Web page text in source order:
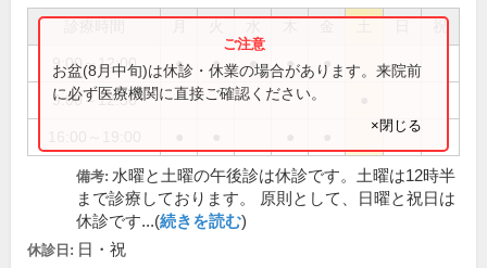
祝
9:00～12:00 ● ● ● ● ●
9:00～12:30
お盆(8月中旬)は休診・休業の場合があります。来院前
に必ず医療機関に直接ご確認ください。
×閉じる
備考: 水曜と土曜の午後診は休診です。土曜は12時半
まで診療しております。 原則として、日曜と祝日は
休診です...(続きを読む)
休診日: 日・祝